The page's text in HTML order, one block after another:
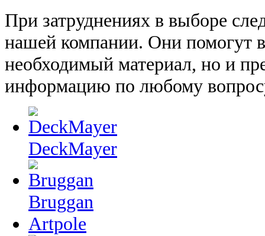
При затруднениях в выборе
нашей компании. Они помогут
необходимый материал, но и
информацию по любому
DeckMayer
Bruggan
Artpole